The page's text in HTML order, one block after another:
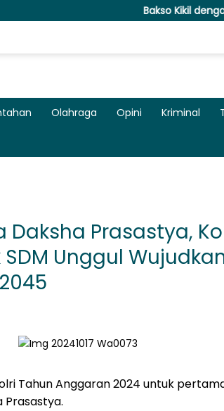
Bakso Kikil dengan kuah
Olahraga Opini Kriminal
Daksha Prasastya,
SDM Unggul
Tahun Anggaran 2024 untuk
Prasastya.